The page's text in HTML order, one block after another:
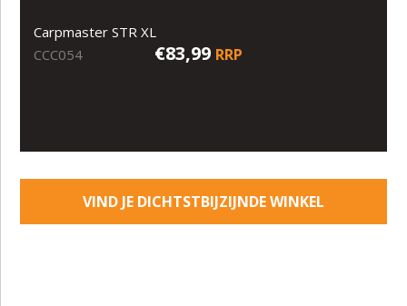
Carpmaster STR XL
CCC054
€83,99 RRP
VIND JE DICHTSTBIJZIJNDE WINKEL